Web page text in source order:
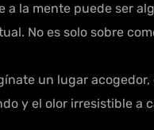
la mente puede ser
No es solo sobre
un lugar
y el olor irresistible a